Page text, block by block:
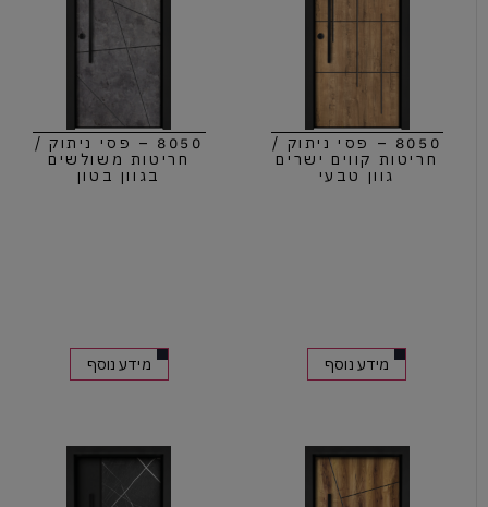
8050 – פסי ניתוק /
חריטות קווים ישרים
גוון טבעי
מידע נוסף
8050 – פסי ניתוק /
חריטות משולשים
בגוון בטון
מידע נוסף